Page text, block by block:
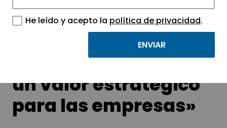
Doctorado Industrial:
un valor estratégico
para las empresas»
He leído y acepto la política de privacidad.